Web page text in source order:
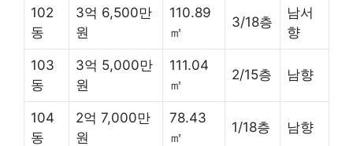
102
동
3억 6,500만
원
110.89
㎡
3/18층
남서
향
103
동
3억 5,000만
원
111.04
㎡
2/15층 남향
104
동
2억 7,000만
원
78.43
㎡
1/18층 남향